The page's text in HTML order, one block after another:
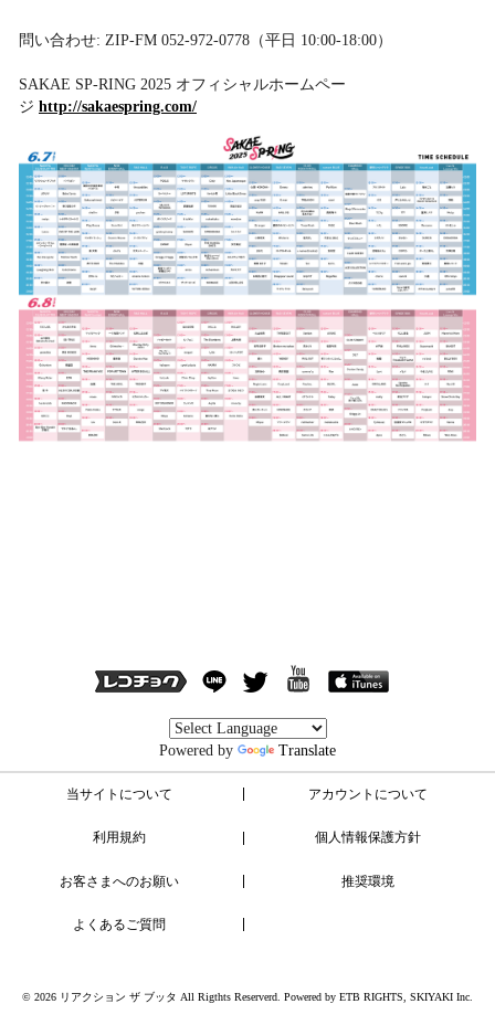
問い合わせ: ZIP-FM 052-972-0778（平日 10:00-18:00）
SAKAE SP-RING 2025 オフィシャルホームペー
ジ http://sakaespring.com/
Powered by Translate
当サイトについて アカウントについて
利用規約 個人情報保護方針
お客さまへのお願い 推奨環境
よくあるご質問
© 2026 リアクション ザ ブッタ All Rigthts Reserverd. Powered by ETB RIGHTS, SKIYAKI Inc.